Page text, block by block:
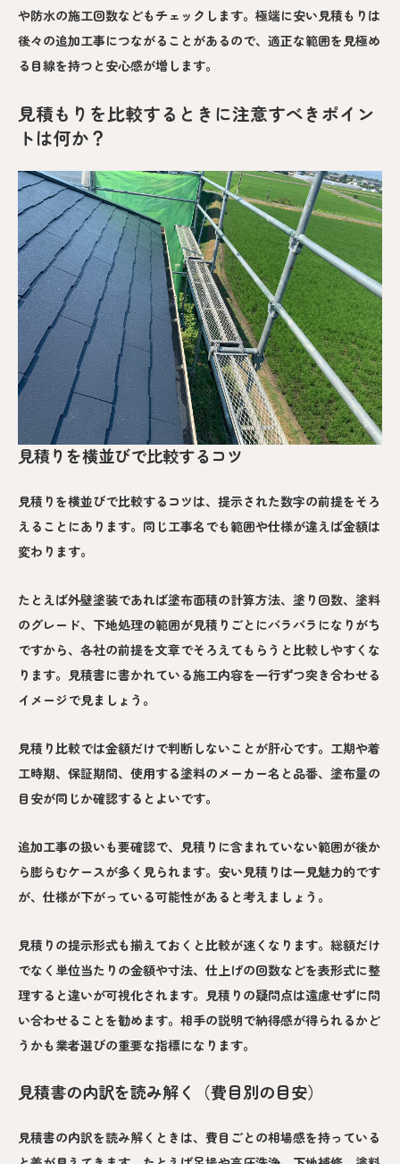
や防水の施工回数などもチェックします。極端に安い見積もりは
後々の追加工事につながることがあるので、適正な範囲を見極め
る目線を持つと安心感が増します。
見積もりを比較するときに注意すべきポイン
トは何か？
見積りを横並びで比較するコツ
見積りを横並びで比較するコツは、提示された数字の前提をそろ
えることにあります。同じ工事名でも範囲や仕様が違えば金額は
変わります。
たとえば外壁塗装であれば塗布面積の計算方法、塗り回数、塗料
のグレード、下地処理の範囲が見積りごとにバラバラになりがち
ですから、各社の前提を文章でそろえてもらうと比較しやすくな
ります。見積書に書かれている施工内容を一行ずつ突き合わせる
イメージで見ましょう。
見積り比較では金額だけで判断しないことが肝心です。工期や着
工時期、保証期間、使用する塗料のメーカー名と品番、塗布量の
目安が同じか確認するとよいです。
追加工事の扱いも要確認で、見積りに含まれていない範囲が後か
ら膨らむケースが多く見られます。安い見積りは一見魅力的です
が、仕様が下がっている可能性があると考えましょう。
見積りの提示形式も揃えておくと比較が速くなります。総額だけ
でなく単位当たりの金額や寸法、仕上げの回数などを表形式に整
理すると違いが可視化されます。見積りの疑問点は遠慮せずに問
い合わせることを勧めます。相手の説明で納得感が得られるかど
うかも業者選びの重要な指標になります。
見積書の内訳を読み解く（費目別の目安）
見積書の内訳を読み解くときは、費目ごとの相場感を持っている